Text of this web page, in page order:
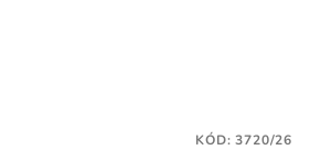
KÓD:3720/26